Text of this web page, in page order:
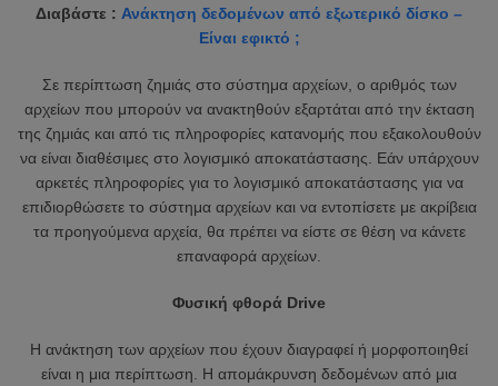
Διαβάστε : Ανάκτηση δεδομένων από εξωτερικό δίσκο –
Είναι εφικτό ;
Σε περίπτωση ζημιάς στο σύστημα αρχείων, ο αριθμός των
αρχείων που μπορούν να ανακτηθούν εξαρτάται από την έκταση
της ζημιάς και από τις πληροφορίες κατανομής που εξακολουθούν
να είναι διαθέσιμες στο λογισμικό αποκατάστασης. Εάν υπάρχουν
αρκετές πληροφορίες για το λογισμικό αποκατάστασης για να
επιδιορθώσετε το σύστημα αρχείων και να εντοπίσετε με ακρίβεια
τα προηγούμενα αρχεία, θα πρέπει να είστε σε θέση να κάνετε
επαναφορά αρχείων.
Φυσική φθορά Drive
Η ανάκτηση των αρχείων που έχουν διαγραφεί ή μορφοποιηθεί
είναι η μια περίπτωση. Η απομάκρυνση δεδομένων από μια